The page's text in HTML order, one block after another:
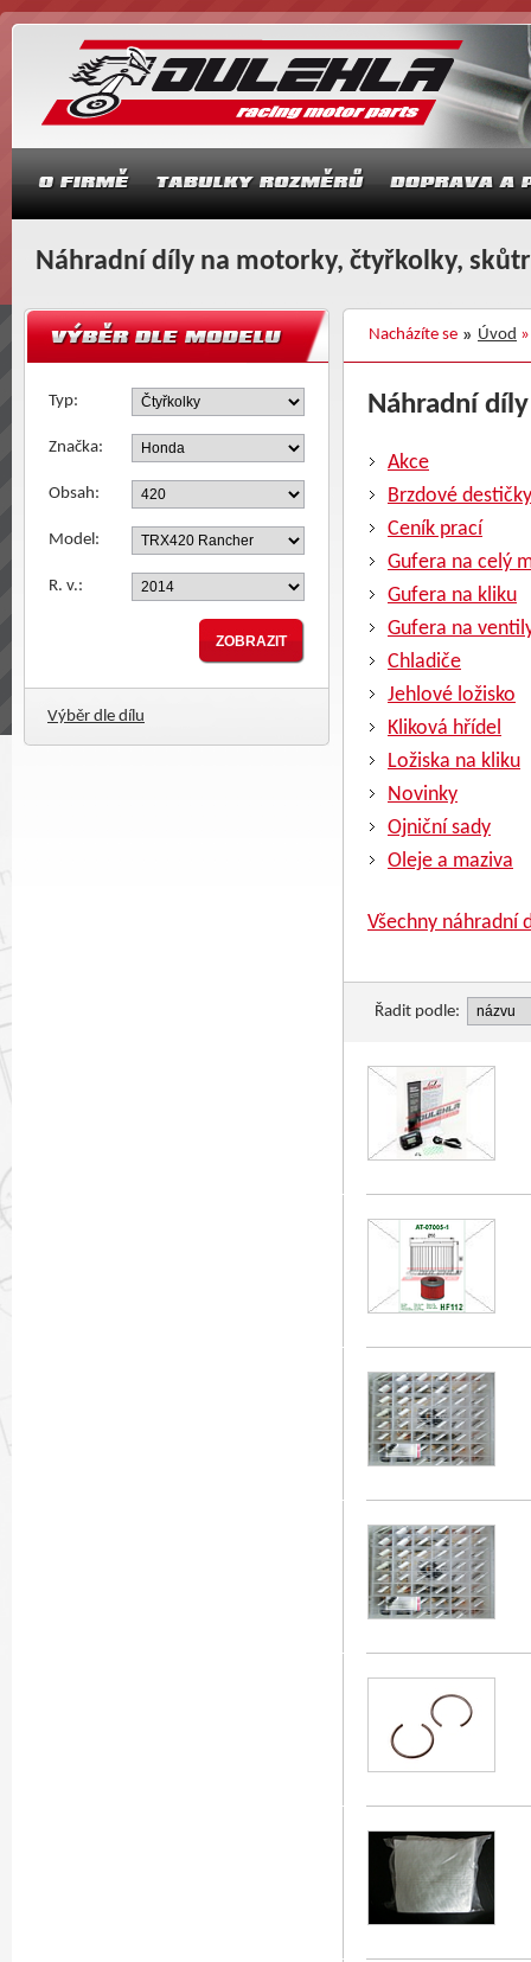
Náhradní díly na motorky, čtyřkolky,
Nacházíte se Úvod
Typ:
Značka:
Obsah:
Model:
R. v.:
Výběr dle dílu
Náhradní
Akce
Brzdové destičky
Ceník prací
Gufera na celý
Gufera na kliku
Gufera na
Chladiče
Jehlové ložisko
Kliková hřídel
Ložiska na kliku
Novinky
Ojniční sady
Oleje a maziva
Všechny náhradní
Řadit podle: